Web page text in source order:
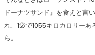
ドーナツサンド』を食えと言
れ、1袋で1055キロカロリー
ら。